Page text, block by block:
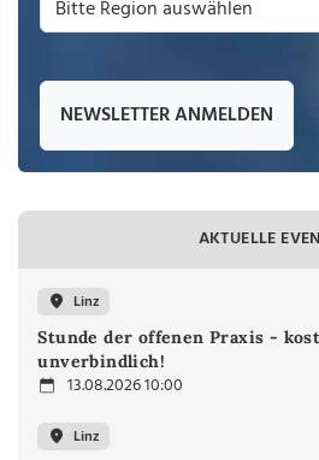
NEWSLETTER ANMELDEN
AKTUELLE
Linz
Stunde der offenen Praxis -
unverbindlich!
13.08.2026 10:00
Linz